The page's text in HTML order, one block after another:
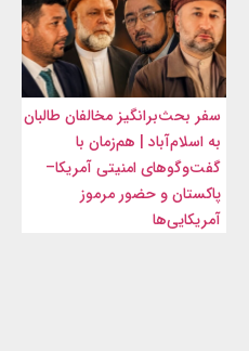
سفر بحث‌برانگیز مخالفان طالبان
به اسلام‌آباد | هم‌زمان با
گفت‌وگوهای امنیتی آمریکا–
پاکستان و حضور مرموز
آمریکایی‌ها